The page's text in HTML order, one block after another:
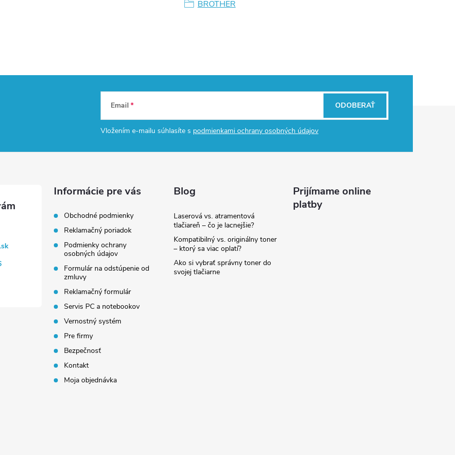
BROTHER
Email
Vložením e-mailu súhlasíte s podmienkami ochrany osobných údajov
ODOBERAŤ
Informácie pre vás
Obchodné podmienky
Reklamačný poriadok
Podmienky ochrany
osobných údajov
Formulár na odstúpenie od
zmluvy
Reklamačný formulár
Servis PC a notebookov
Vernostný systém
Pre firmy
Bezpečnosť
Kontakt
Moja objednávka
Blog
Laserová vs. atramentová
tlačiareň – čo je lacnejšie?
Kompatibilný vs. originálny toner
– ktorý sa viac oplatí?
Ako si vybrať správny toner do
svojej tlačiarne
Prijímame online
platby